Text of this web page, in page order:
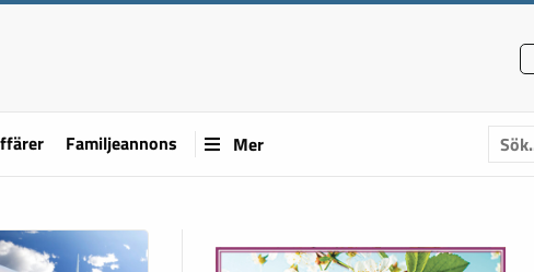
Familjeannons Mer